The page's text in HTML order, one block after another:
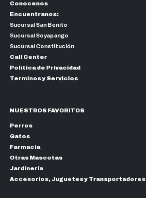
Conocenos
Encuentranos:
Sucursal San Benito
Sucursal Soyapango
Sucursal Constitución
Call Center
Politica de Privacidad
Terminos y Servicios
NUESTROS FAVORITOS
Perros
Gatos
Farmacia
Otras Mascotas
Jardinería
Accesorios, Juguetes y Transportadores